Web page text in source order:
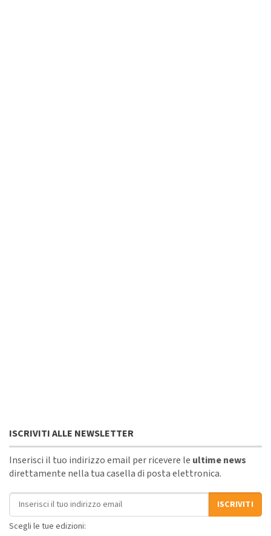
ISCRIVITI ALLE NEWSLETTER
Inserisci il tuo indirizzo email per ricevere le ultime news
direttamente nella tua casella di posta elettronica.
Indirizzo email
ISCRIVITI
Scegli le tue edizioni: